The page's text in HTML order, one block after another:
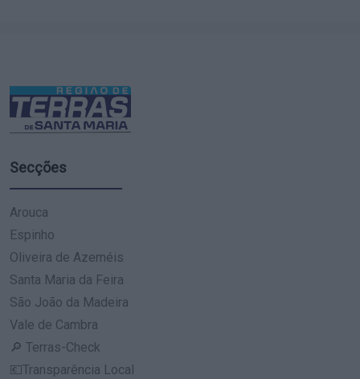
Secções
Arouca
Espinho
Oliveira de Azeméis
Santa Maria da Feira
São João da Madeira
Vale de Cambra
🔎 Terras-Check
💶Transparência Local